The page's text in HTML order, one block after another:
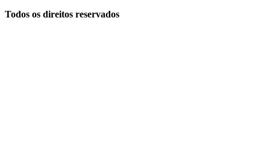
Todos os direitos reservados